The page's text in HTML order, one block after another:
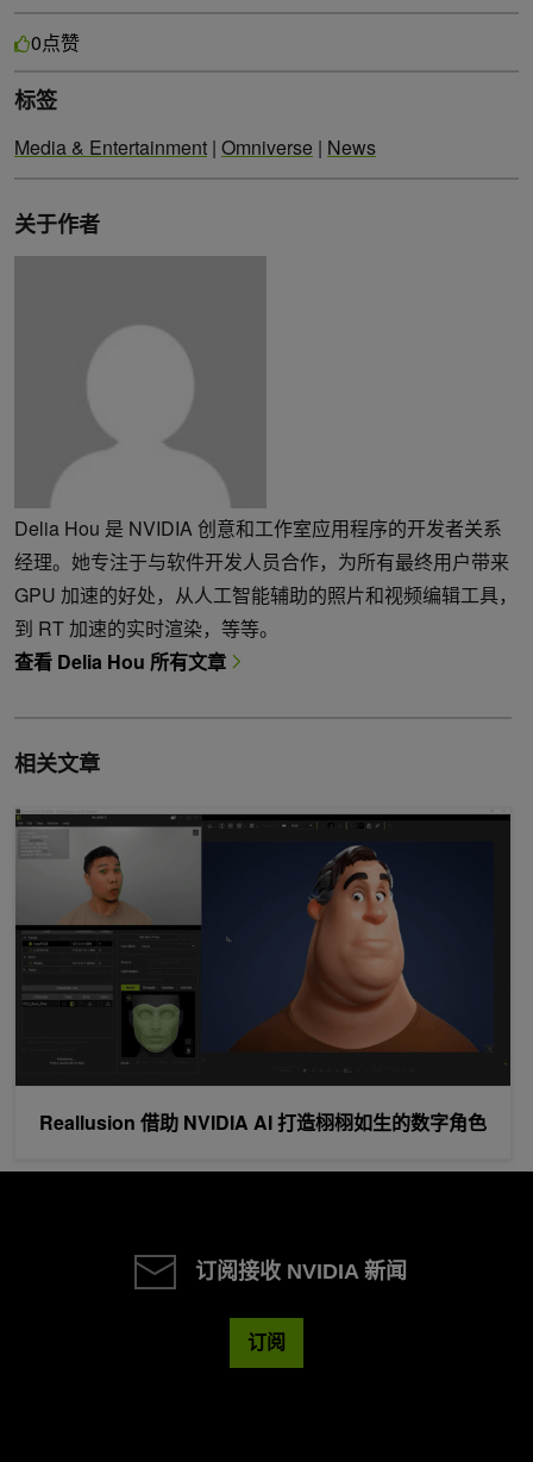
0点赞
标签
Media & Entertainment | Omniverse | News
关于作者
Delia Hou 是 NVIDIA 创意和工作室应用程序的开发者关系
经理。她专注于与软件开发人员合作，为所有最终用户带来
GPU 加速的好处，从人工智能辅助的照片和视频编辑工具，
到 RT 加速的实时渲染，等等。
查看 Delia Hou 所有文章
相关文章
Reallusion 借助 NVIDIA AI 打造栩栩如生的数字角色
Reallusion 借助 NVIDIA AI 打造栩栩如生的数字角色
订阅接收 NVIDIA 新闻
订阅